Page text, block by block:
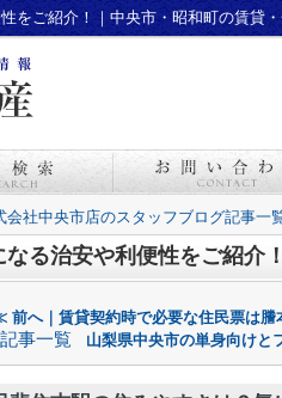
をご紹介！｜中央市・昭和町の賃貸
会社中央市店のスタッフブログ記事一
る治安や利便性をご紹介！
前へ｜賃貸契約時で必要な住民票は謄
記事一覧 山梨県中央市の単身向け